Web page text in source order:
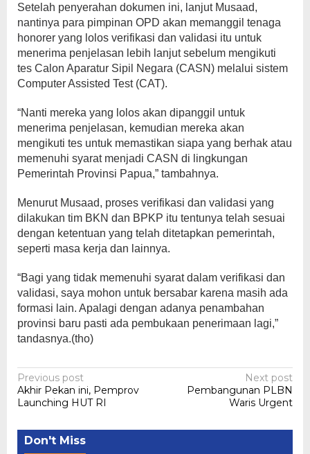
Setelah penyerahan dokumen ini, lanjut Musaad,
nantinya para pimpinan OPD akan memanggil tenaga
honorer yang lolos verifikasi dan validasi itu untuk
menerima penjelasan lebih lanjut sebelum mengikuti
tes Calon Aparatur Sipil Negara (CASN) melalui sistem
Computer Assisted Test (CAT).
“Nanti mereka yang lolos akan dipanggil untuk
menerima penjelasan, kemudian mereka akan
mengikuti tes untuk memastikan siapa yang berhak atau
memenuhi syarat menjadi CASN di lingkungan
Pemerintah Provinsi Papua,” tambahnya.
Menurut Musaad, proses verifikasi dan validasi yang
dilakukan tim BKN dan BPKP itu tentunya telah sesuai
dengan ketentuan yang telah ditetapkan pemerintah,
seperti masa kerja dan lainnya.
“Bagi yang tidak memenuhi syarat dalam verifikasi dan
validasi, saya mohon untuk bersabar karena masih ada
formasi lain. Apalagi dengan adanya penambahan
provinsi baru pasti ada pembukaan penerimaan lagi,”
tandasnya.(tho)
Post
navigation
Previous post
Akhir Pekan ini, Pemprov
Launching HUT RI
Next post
Pembangunan PLBN
Waris Urgent
Don't Miss